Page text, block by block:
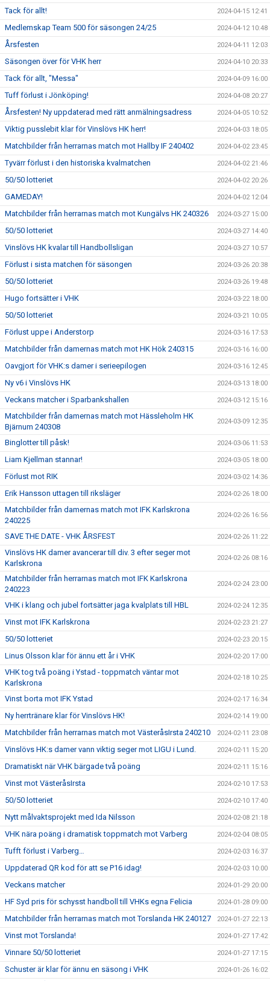
Tack för allt! 2024-04-15 12:41
Medlemskap Team 500 för säsongen 24/25 2024-04-12 10:48
Årsfesten 2024-04-11 12:03
Säsongen över för VHK herr 2024-04-10 20:33
Tack för allt, "Messa" 2024-04-09 16:00
Tuff förlust i Jönköping! 2024-04-08 20:27
Årsfesten! Ny uppdaterad med rätt anmälningsadress 2024-04-05 10:52
Viktig pusslebit klar för Vinslövs HK herr! 2024-04-03 18:05
Matchbilder från herrarnas match mot Hallby IF 240402 2024-04-02 23:45
Tyvärr förlust i den historiska kvalmatchen 2024-04-02 21:46
50/50 lotteriet 2024-04-02 20:26
GAMEDAY! 2024-04-02 12:04
Matchbilder från herrarnas match mot Kungälvs HK 240326 2024-03-27 15:00
50/50 lotteriet 2024-03-27 14:40
Vinslövs HK kvalar till Handbollsligan 2024-03-27 10:57
Förlust i sista matchen för säsongen 2024-03-26 20:38
50/50 lotteriet 2024-03-26 19:48
Hugo fortsätter i VHK 2024-03-22 18:00
50/50 lotteriet 2024-03-21 10:05
Förlust uppe i Anderstorp 2024-03-16 17:53
Matchbilder från damernas match mot HK Hök 240315 2024-03-16 16:00
Oavgjort för VHK:s damer i serieepilogen 2024-03-16 12:45
Ny v6 i Vinslövs HK 2024-03-13 18:00
Veckans matcher i Sparbankshallen 2024-03-12 15:16
Matchbilder från damernas match mot Hässleholm HK
Bjärnum 240308
2024-03-09 12:35
Binglotter till påsk! 2024-03-06 11:53
Liam Kjellman stannar! 2024-03-05 18:00
Förlust mot RIK 2024-03-02 14:36
Erik Hansson uttagen till riksläger 2024-02-26 18:00
Matchbilder från damernas match mot IFK Karlskrona
240225
2024-02-26 16:56
SAVE THE DATE - VHK ÅRSFEST 2024-02-26 11:22
Vinslövs HK damer avancerar till div. 3 efter seger mot
Karlskrona
2024-02-26 08:16
Matchbilder från herrarnas match mot IFK Karlskrona
240223
2024-02-24 23:00
VHK i klang och jubel fortsätter jaga kvalplats till HBL 2024-02-24 12:35
Vinst mot IFK Karlskrona 2024-02-23 21:27
50/50 lotteriet 2024-02-23 20:15
Linus Olsson klar för ännu ett år i VHK 2024-02-20 17:00
VHK tog två poäng i Ystad - toppmatch väntar mot
Karlskrona
2024-02-18 10:25
Vinst borta mot IFK Ystad 2024-02-17 16:34
Ny herrtränare klar för Vinslövs HK! 2024-02-14 19:00
Matchbilder från herrarnas match mot VästeråsIrsta 240210 2024-02-11 23:08
Vinslövs HK:s damer vann viktig seger mot LIGU i Lund. 2024-02-11 15:20
Dramatiskt när VHK bärgade två poäng 2024-02-11 15:16
Vinst mot VästeråsIrsta 2024-02-10 17:53
50/50 lotteriet 2024-02-10 17:40
Nytt målvaktsprojekt med Ida Nilsson 2024-02-08 21:18
VHK nära poäng i dramatisk toppmatch mot Varberg 2024-02-04 08:05
Tufft förlust i Varberg… 2024-02-03 16:37
Uppdaterad QR kod för att se P16 idag! 2024-02-03 10:00
Veckans matcher 2024-01-29 20:00
HF Syd pris för schysst handboll till VHKs egna Felicia 2024-01-28 09:00
Matchbilder från herrarnas match mot Torslanda HK 240127 2024-01-27 22:13
Vinst mot Torslanda! 2024-01-27 17:42
Vinnare 50/50 lotteriet 2024-01-27 17:15
Schuster är klar för ännu en säsong i VHK 2024-01-26 16:02